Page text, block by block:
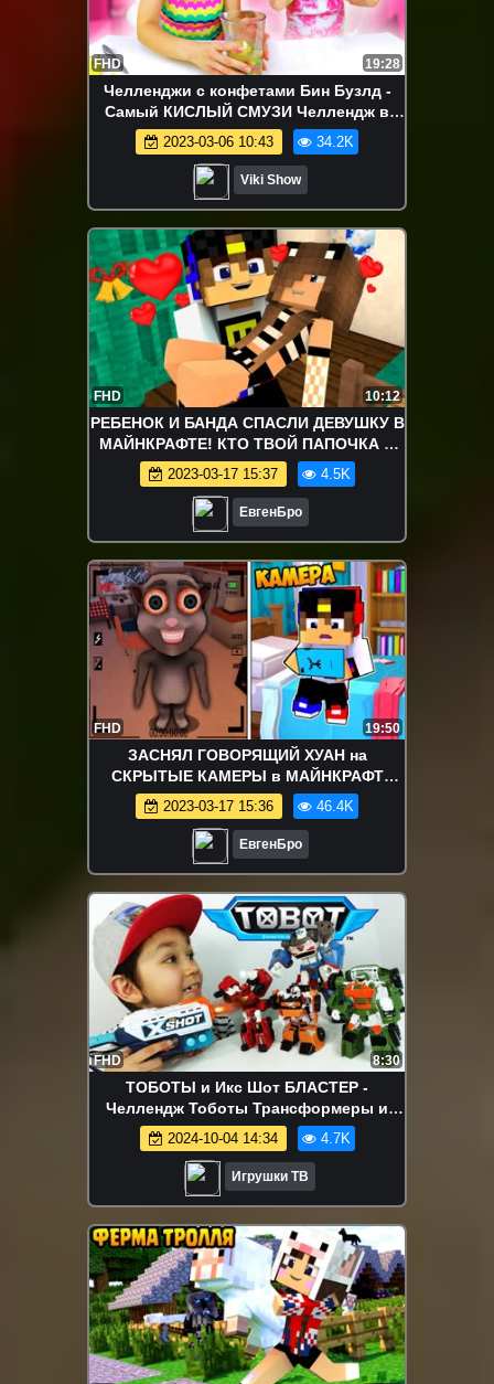
FHD 19:28
Челленджи с конфетами Бин Бузлд -
Самый КИСЛЫЙ СМУЗИ Челлендж в
Мире Новый 2017 Опасно Не
повторять! Toxic Waste / Вики Шоу
2023-03-06 10:43 34.2K
Viki Show
FHD 10:12
РЕБЕНОК И БАНДА СПАСЛИ ДЕВУШКУ В
МАЙНКРАФТЕ! КТО ТВОЙ ПАПОЧКА В
MINECRAFT ДЕТИ В МАЙНКРАФТ МИР
ДЕТЕЙ
2023-03-17 15:37 4.5K
ЕвгенБро
FHD 19:50
ЗАСНЯЛ ГОВОРЯЩИЙ ХУАН на
СКРЫТЫЕ КАМЕРЫ в МАЙНКРАФТ
ДЕВУШКА НУБ И ПРО ВИДЕО ТРОЛЛИНГ
MINECRAFT
2023-03-17 15:36 46.4K
ЕвгенБро
FHD 8:30
ТОБОТЫ и Икс Шот БЛАСТЕР -
Челлендж Тоботы Трансформеры и
Бластер Nerf. Игрушки для мальчиков
Tobot
2024-10-04 14:34 4.7K
Игрушки ТВ